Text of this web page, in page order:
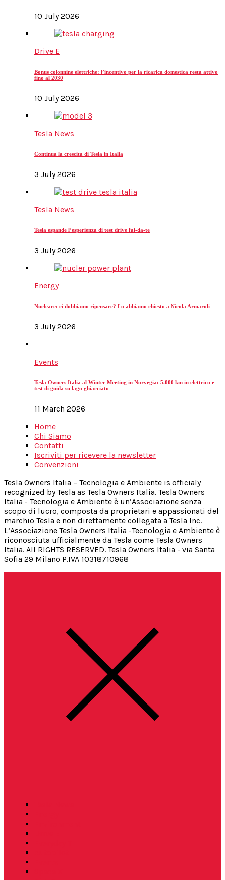
10 July 2026
Drive E
Bonus colonnine elettriche: l’incentivo per la ricarica domestica resta attivo
fino al 2030
10 July 2026
Tesla News
Continua la crescita di Tesla in Italia
3 July 2026
Tesla News
Tesla espande l’esperienza di test drive fai-da-te
3 July 2026
Energy
Nucleare: ci dobbiamo ripensare? Lo abbiamo chiesto a Nicola Armaroli
3 July 2026
Events
Tesla Owners Italia al Winter Meeting in Norvegia: 5.000 km in elettrico e
test di guida su lago ghiacciato
11 March 2026
Home
Chi Siamo
Contatti
Iscriviti per ricevere la newsletter
Convenzioni
Tesla Owners Italia – Tecnologia e Ambiente is officialy
recognized by Tesla as Tesla Owners Italia. Tesla Owners
Italia - Tecnologia e Ambiente è un’Associazione senza
scopo di lucro, composta da proprietari e appassionati del
marchio Tesla e non direttamente collegata a Tesla Inc.
L’Associazione Tesla Owners Italia -Tecnologia e Ambiente è
riconosciuta ufficialmente da Tesla come Tesla Owners
Italia. All RIGHTS RESERVED. Tesla Owners Italia - via Santa
Sofia 29 Milano P.IVA 10318710968